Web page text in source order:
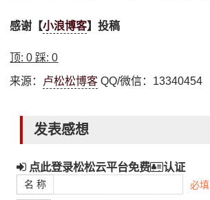
感谢【小浪博客】投稿
顶:0 踩:0
来源： 卢松松博客 QQ/微信：13340454
发表感想
点此登录松松云平台免费 认证
名 称 必填